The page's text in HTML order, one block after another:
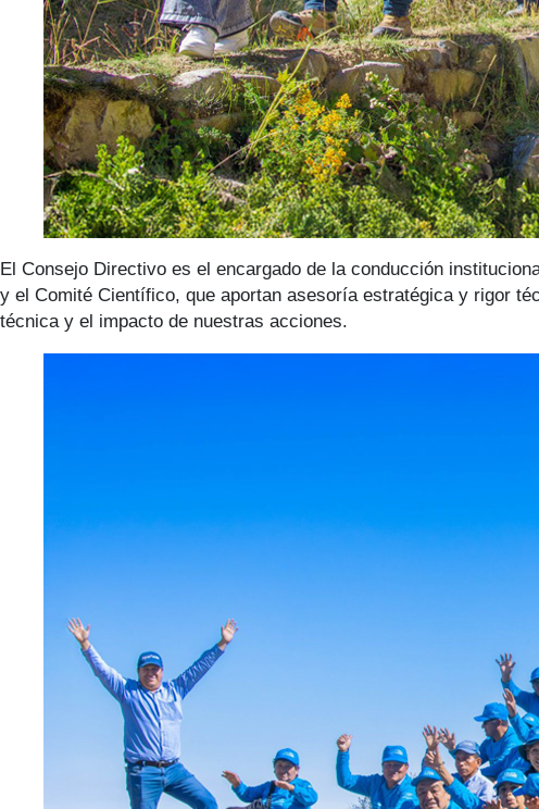
El Consejo Directivo es el encargado de la conducción
y el Comité Científico, que aportan asesoría estratégica y rigor
técnica y el impacto de nuestras acciones.